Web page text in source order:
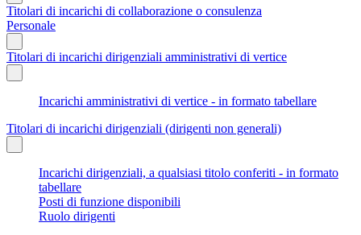
Titolari di incarichi di collaborazione o consulenza
Personale
Titolari di incarichi dirigenziali amministrativi di vertice
Incarichi amministrativi di vertice - in formato tabellare
Titolari di incarichi dirigenziali (dirigenti non generali)
Incarichi dirigenziali, a qualsiasi titolo conferiti - in formato
tabellare
Posti di funzione disponibili
Ruolo dirigenti